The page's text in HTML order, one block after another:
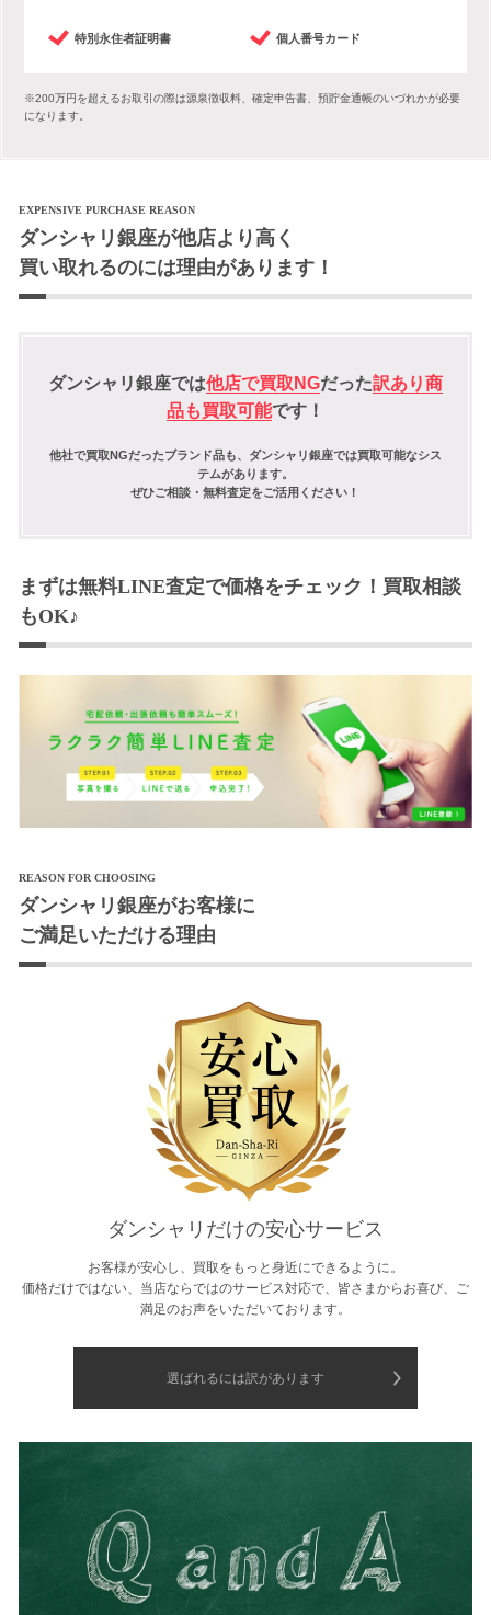
特別永住者証明書 個人番号カード
※200万円を超えるお取引の際は源泉徴収料、確定申告書、預貯金通帳のいづれかが必要
になります。
EXPENSIVE PURCHASE REASON
ダンシャリ銀座が他店より高く
買い取れるのには理由があります！
ダンシャリ銀座では他店で買取NGだった訳あり商
品も買取可能です！
他社で買取NGだったブランド品も、ダンシャリ銀座では買取可能なシス
テムがあります。
ぜひご相談・無料査定をご活用ください！
まずは無料LINE査定で価格をチェック！買取相談
もOK♪
REASON FOR CHOOSING
ダンシャリ銀座がお客様に
ご満足いただける理由
ダンシャリだけの安心サービス
お客様が安心し、買取をもっと身近にできるように。
価格だけではない、当店ならではのサービス対応で、皆さまからお喜び、ご
満足のお声をいただいております。
選ばれるには訳があります